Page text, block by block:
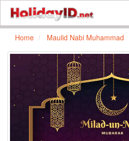
Home Maulid Nabi Muhammad